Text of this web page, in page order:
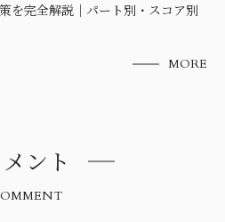
を完全解説｜パート別・スコア別
MORE
ント